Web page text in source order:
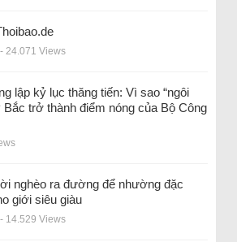
- 24.071 Views
lập kỷ lục thăng tiến: Vì sao “ngôi
Bắc trở thành điểm nóng của Bộ Công
nghèo ra đường để nhường đặc
giới siêu giàu
- 14.529 Views